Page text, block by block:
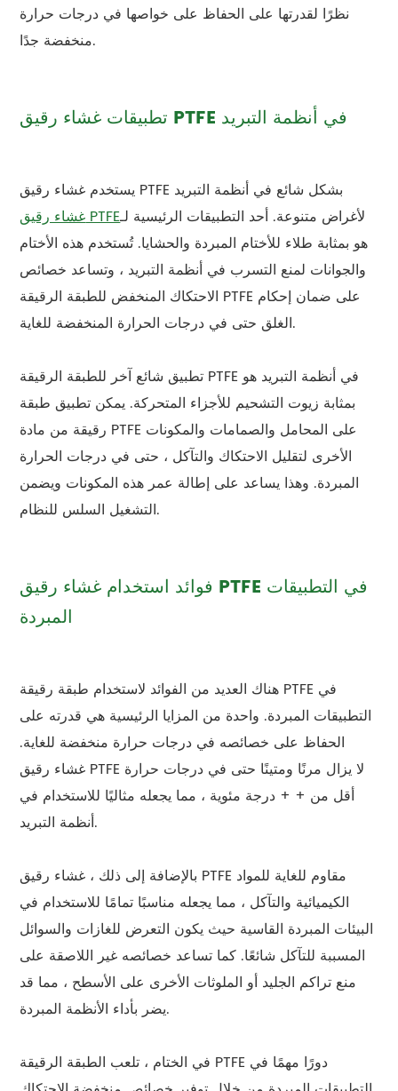
نظرًا لقدرتها على الحفاظ على خواصها في درجات حرارة
منخفضة جدًا.
تطبيقات غشاء رقيق PTFE في أنظمة التبريد
يستخدم غشاء رقيق PTFE بشكل شائع في أنظمة التبريد
لأغراض متنوعة. أحد التطبيقات الرئيسية لـغشاء رقيق PTFE
هو بمثابة طلاء للأختام المبردة والحشايا. تُستخدم هذه الأختام
والجوانات لمنع التسرب في أنظمة التبريد ، وتساعد خصائص
الاحتكاك المنخفض للطبقة الرقيقة PTFE على ضمان إحكام
الغلق حتى في درجات الحرارة المنخفضة للغاية.
تطبيق شائع آخر للطبقة الرقيقة PTFE في أنظمة التبريد هو
بمثابة زيوت التشحيم للأجزاء المتحركة. يمكن تطبيق طبقة
رقيقة من مادة PTFE على المحامل والصمامات والمكونات
الأخرى لتقليل الاحتكاك والتآكل ، حتى في درجات الحرارة
المبردة. وهذا يساعد على إطالة عمر هذه المكونات ويضمن
التشغيل السلس للنظام.
فوائد استخدام غشاء رقيق PTFE في التطبيقات
المبردة
هناك العديد من الفوائد لاستخدام طبقة رقيقة PTFE في
التطبيقات المبردة. واحدة من المزايا الرئيسية هي قدرته على
الحفاظ على خصائصه في درجات حرارة منخفضة للغاية.
غشاء رقيق PTFE لا يزال مرنًا ومتينًا حتى في درجات حرارة
أقل من + + درجة مئوية ، مما يجعله مثاليًا للاستخدام في
أنظمة التبريد.
بالإضافة إلى ذلك ، غشاء رقيق PTFE مقاوم للغاية للمواد
الكيميائية والتآكل ، مما يجعله مناسبًا تمامًا للاستخدام في
البيئات المبردة القاسية حيث يكون التعرض للغازات والسوائل
المسببة للتآكل شائعًا. كما تساعد خصائصه غير اللاصقة على
منع تراكم الجليد أو الملوثات الأخرى على الأسطح ، مما قد
يضر بأداء الأنظمة المبردة.
في الختام ، تلعب الطبقة الرقيقة PTFE دورًا مهمًا في